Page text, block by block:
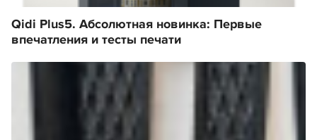
Qidi Plus5. Абсолютная новинка: Первые
впечатления и тесты печати